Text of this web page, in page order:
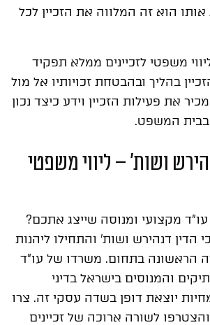
אותו הוא זה המלווה את הזכיין לכל
משפטי לזכיינים ממלא תפקיד
בהליך ובהבטחת זכויותיו אל מול
את פעילות הזכיין וידע כיצד נכון
בבית המשפט.
ושות' – ליווי משפטי
עו"ד מקצועי ומנוסה שייצג אתכם?
הדין דנהירש ושות' והתחילו ליהנות
הראשונה בתחום. משרדו של עו"ד
והמנוסים בישראל בדיני
יוצאת דופן בשדה עסקי זה. צרו
לשורה ארוכה של זכיינים